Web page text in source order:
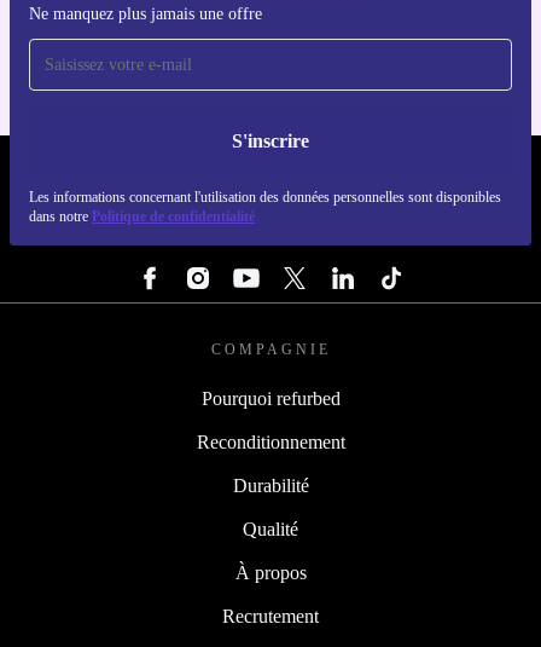
Ne manquez plus jamais une offre
S'inscrire
Les informations concernant l'utilisation des données personnelles sont disponibles
dans notre Politique de confidentialité
Pour iOS et Android
COMPAGNIE
Pourquoi refurbed
Reconditionnement
Durabilité
Qualité
À propos
Recrutement